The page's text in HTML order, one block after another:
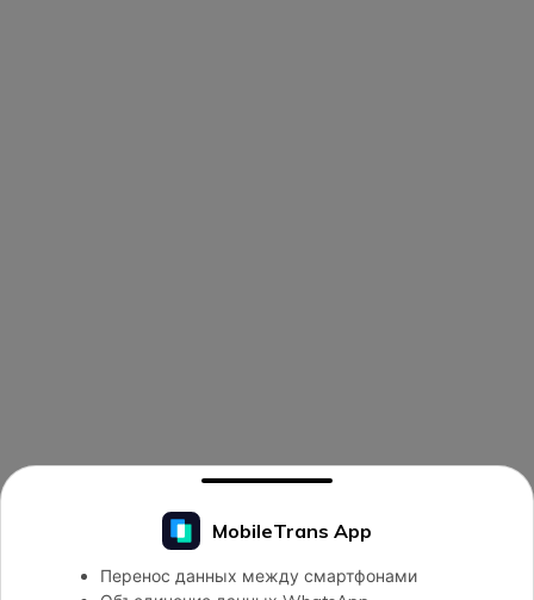
MobileTrans App
Перенос данных между смартфонами